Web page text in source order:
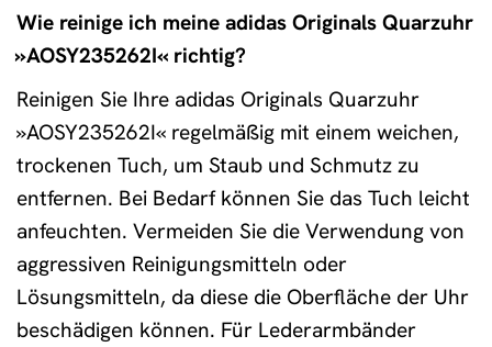
Wie reinige ich meine adidas Originals Quarzuhr
»AOSY235262I« richtig?
Reinigen Sie Ihre adidas Originals Quarzuhr
»AOSY235262I« regelmäßig mit einem weichen,
trockenen Tuch, um Staub und Schmutz zu
entfernen. Bei Bedarf können Sie das Tuch leicht
anfeuchten. Vermeiden Sie die Verwendung von
aggressiven Reinigungsmitteln oder
Lösungsmitteln, da diese die Oberfläche der Uhr
beschädigen können. Für Lederarmbänder